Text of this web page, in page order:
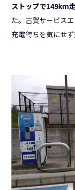
ストップで149km
た。古賀サービス
充電待ちを気にせ